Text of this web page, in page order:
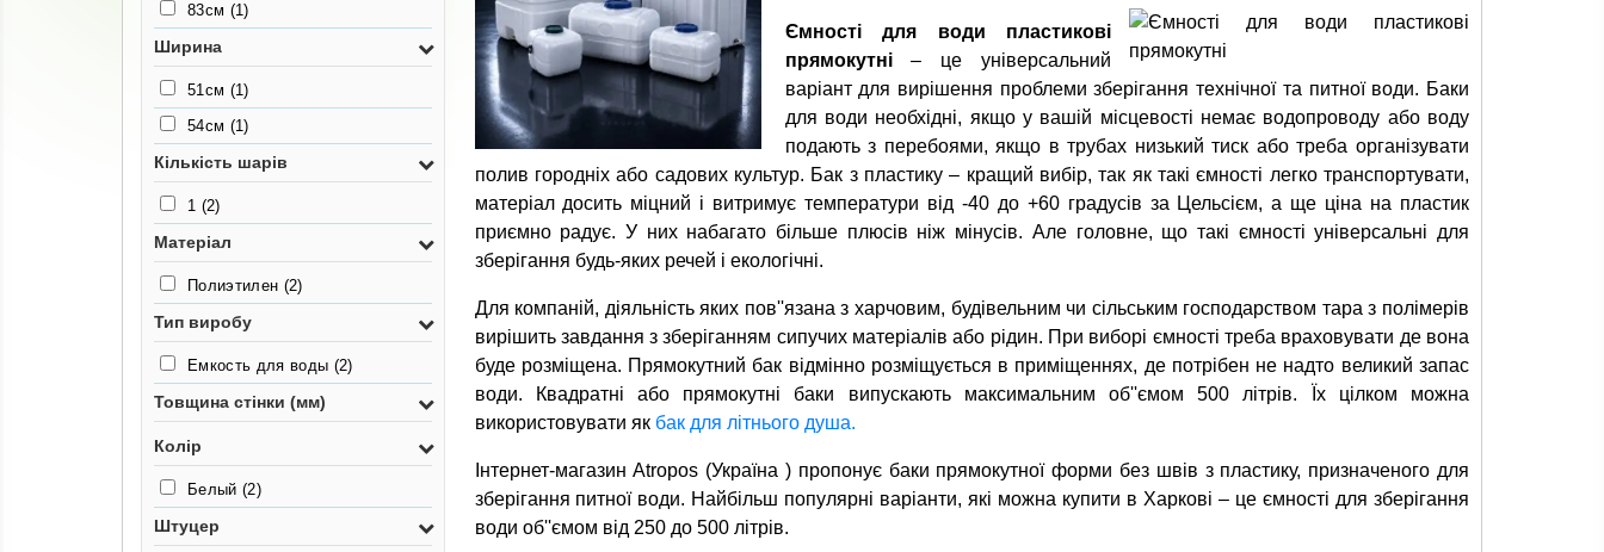
83см (1)
Ширина
51см (1)
54см (1)
Кількість шарів
1 (2)
Матеріал
Полиэтилен (2)
Тип виробу
Емкость для воды (2)
Товщина стінки (мм)
Колір
Белый (2)
Штуцер
Ємності для води пластикові
прямокутні– це універсальний
варіант для вирішення проблеми зберігання технічної та питної води. Баки
для води необхідні, якщо у вашій місцевості немає водопроводу або воду
подають з перебоями, якщо в трубах низький тиск або треба організувати
полив городніх або садових культур. Бак з пластику – кращий вибір, так як такі ємності легко транспортувати,
матеріал досить міцний і витримує температури від -40 до +60 градусів за Цельсієм, а ще ціна на пластик
приємно радує. У них набагато більше плюсів ніж мінусів. Але головне, що такі ємності універсальні для
зберігання будь-яких речей і екологічні.
Для компаній, діяльність яких пов''язана з харчовим, будівельним чи сільським господарством тара з полімерів
вирішить завдання з зберіганням сипучих матеріалів або рідин. При виборі ємності треба враховувати де вона
буде розміщена. Прямокутний бак відмінно розміщується в приміщеннях, де потрібен не надто великий запас
води. Квадратні або прямокутні баки випускають максимальним об''ємом 500 літрів. Їх цілком можна
використовувати як бак для літнього душа.
Інтернет-магазин Atropos (Україна ) пропонує баки прямокутної форми без швів з пластику, призначеного для
зберігання питної води. Найбільш популярні варіанти, які можна купити в Харкові – це ємності для зберігання
води об''ємом від 250 до 500 літрів.